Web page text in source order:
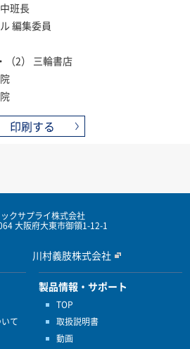
班長
編集委員
（2） 三輪書店
印刷する
クサプライ株式会社
大阪府大東市御領1-12-1
川村義肢株式会社
て
製品情報・サポート
TOP
取扱説明書
動画